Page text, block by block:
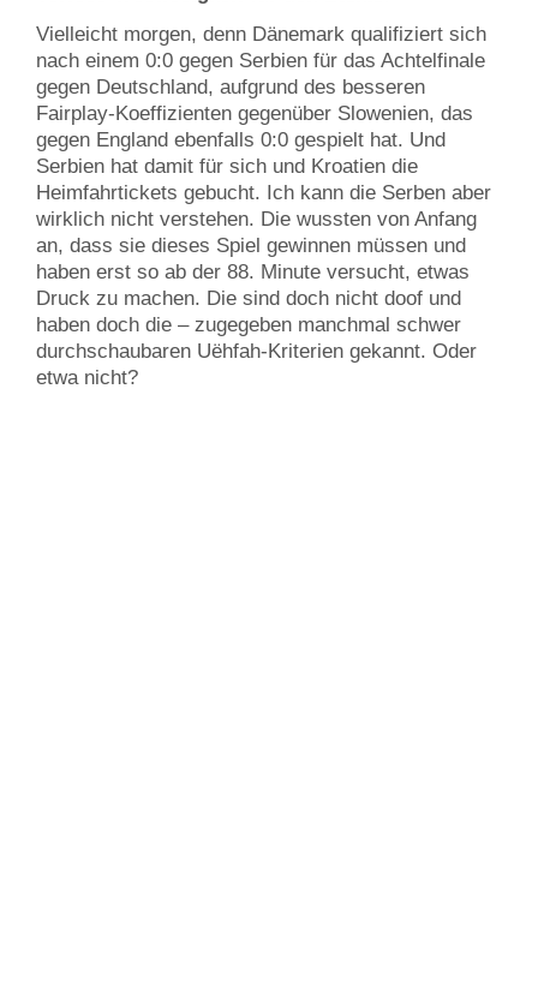
Vielleicht morgen, denn Dänemark qualifiziert sich
nach einem 0:0 gegen Serbien für das Achtelfinale
gegen Deutschland, aufgrund des besseren
Fairplay-Koeffizienten gegenüber Slowenien, das
gegen England ebenfalls 0:0 gespielt hat. Und
Serbien hat damit für sich und Kroatien die
Heimfahrtickets gebucht. Ich kann die Serben aber
wirklich nicht verstehen. Die wussten von Anfang
an, dass sie dieses Spiel gewinnen müssen und
haben erst so ab der 88. Minute versucht, etwas
Druck zu machen. Die sind doch nicht doof und
haben doch die – zugegeben manchmal schwer
durchschaubaren Uëhfah-Kriterien gekannt. Oder
etwa nicht?